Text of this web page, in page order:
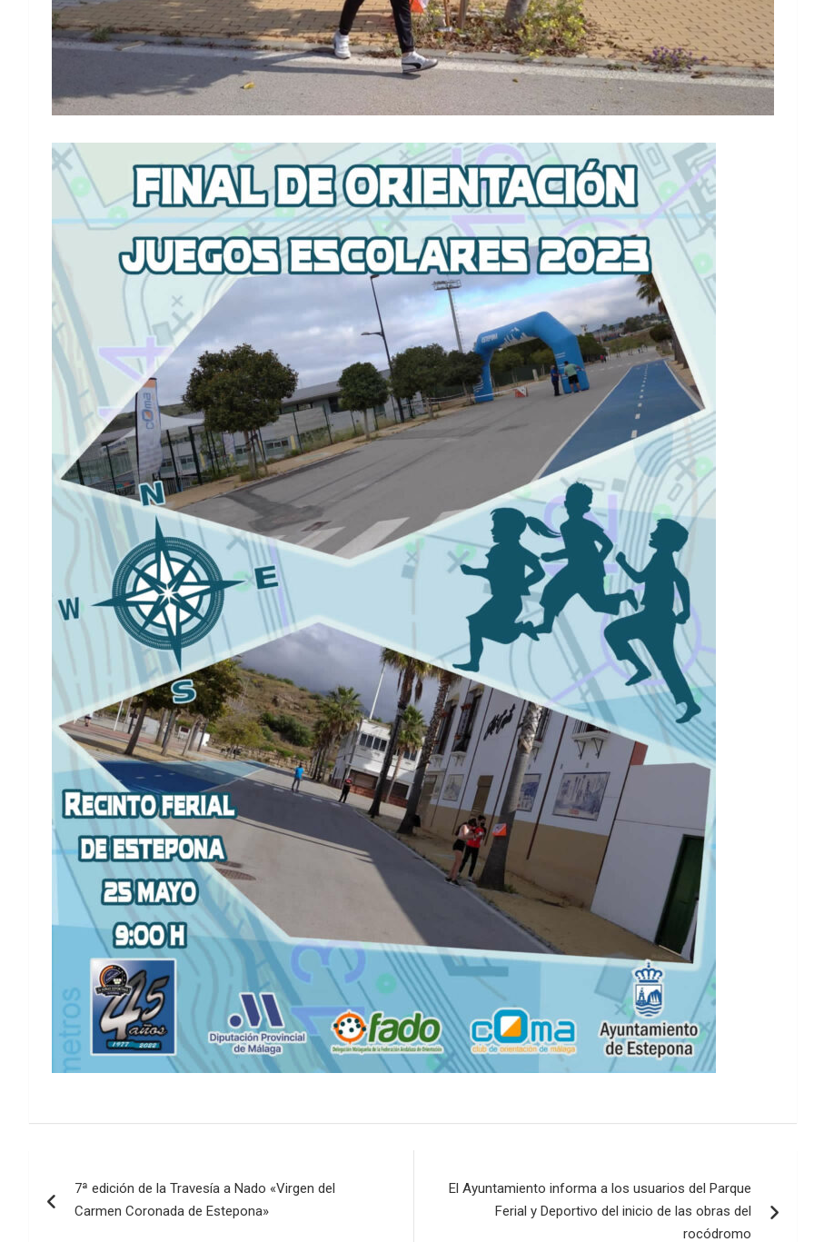
de
7ª edición de la Travesía a Nado «Virgen del
Carmen Coronada de Estepona»
El Ayuntamiento informa a los usuarios del Parque
Ferial y Deportivo del inicio de las obras del
rocódromo